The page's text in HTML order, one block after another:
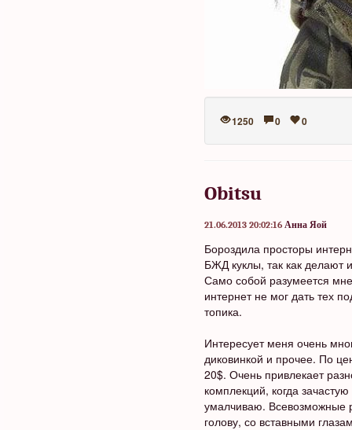
1250 0 0
Obitsu
21.06.2013 20:02:16 Анна Яой
Бороздила просторы
БЖД куклы, так как делают
Само собой разумеется
интернет не мог дать тех
топика.
Интересует меня очень
диковинкой и прочее. По
20$. Очень привлекает
комплекций, когда
умалчиваю. Всевозможные
голову, со вставными